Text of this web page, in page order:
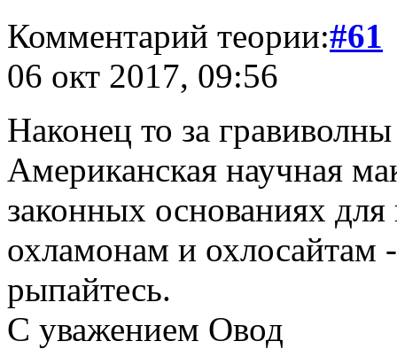
Комментарий теории:#61
06 окт 2017, 09:56
Наконец то за
Американская научная
законных основаниях
охламонам и
рыпайтесь.
С уважением Овод